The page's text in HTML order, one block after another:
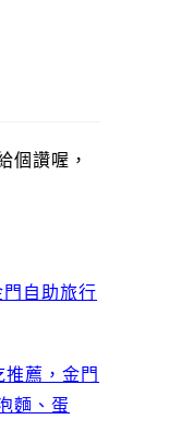
個讚喔，
自助旅行
薦，金門
麵、蛋